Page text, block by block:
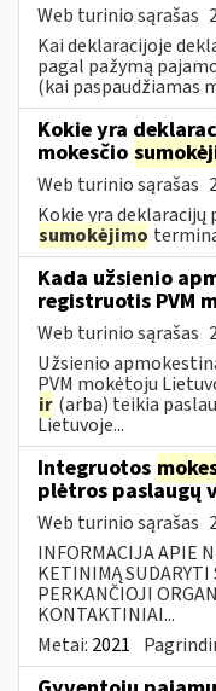
Web turinio sąrašas
Kai deklaracijoje
pagal pažymą
(kai paspaudžiamas
Kokie yra
mokesčio
Web turinio sąrašas
Kokie yra
sumokėjimo
Kada užsienio
registruotis PVM
Web turinio sąrašas
Užsienio
PVM mokėtoju
ir (arba) teikia
Lietuvoje...
Integruotos
plėtros paslaugų
Web turinio sąrašas
INFORMACIJA APIE
KETINIMĄ
PERKANČIOJI
KONTAKTINIAI...
Metai: 2021